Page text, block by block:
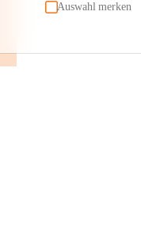
Auswahl merken